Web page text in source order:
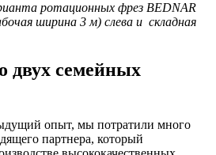
ротационных фрез BEDNAR
ширина 3 м) слева и складная
двух семейных
опыт, мы потратили много
партнера, который